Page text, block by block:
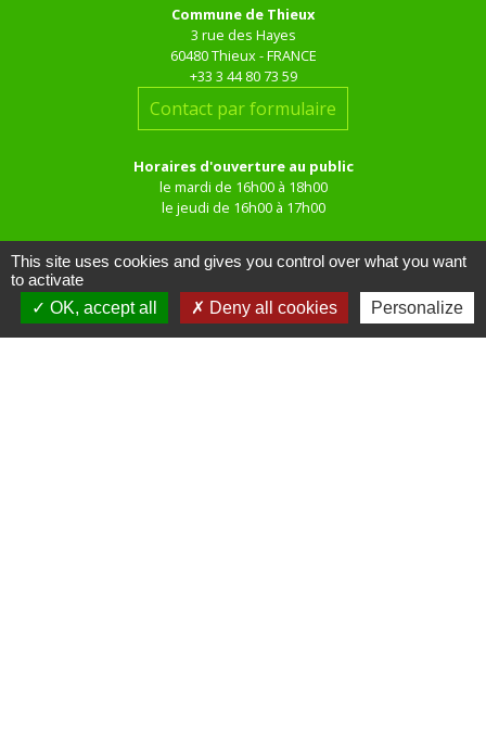
Commune de Thieux
3 rue des Hayes
60480 Thieux - FRANCE
+33 3 44 80 73 59
Contact par formulaire
Horaires d'ouverture au public
le mardi de 16h00 à 18h00
le jeudi de 16h00 à 17h00
This site uses cookies and gives you control over what you want
to activate
OK, accept all
Deny all cookies Personalize